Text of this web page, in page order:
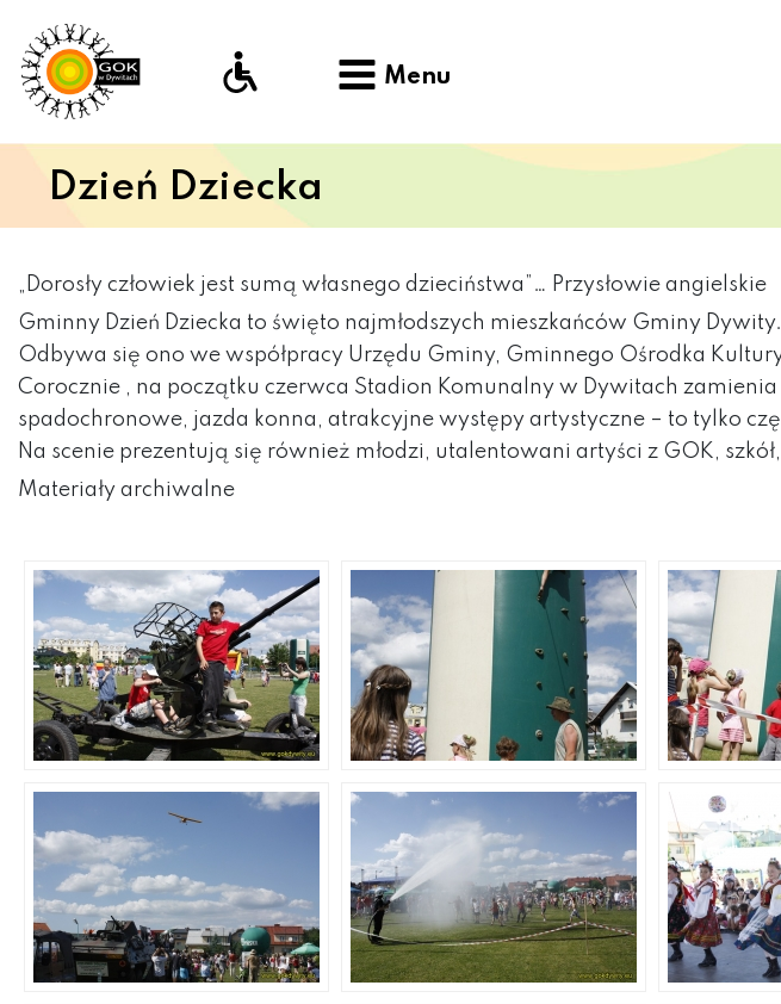
Menu
Dzień Dziecka
„Dorosły człowiek jest sumą własnego dzieciństwa”… Przysłowie angielskie
Gminny Dzień Dziecka to święto najmłodszych mieszkańców Gminy Dywity.
Odbywa się ono we współpracy Urzędu Gminy, Gminnego Ośrodka
Corocznie , na początku czerwca Stadion Komunalny w Dywitach
spadochronowe, jazda konna, atrakcyjne występy artystyczne – to tylko
Na scenie prezentują się również młodzi, utalentowani artyści z GOK,
Materiały archiwalne